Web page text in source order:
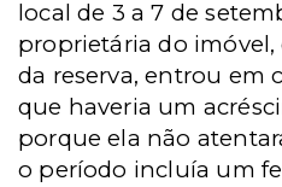
local de 3 a 7 de
proprietária do
da reserva, entrou em
que haveria um
porque ela não
o período incluía um